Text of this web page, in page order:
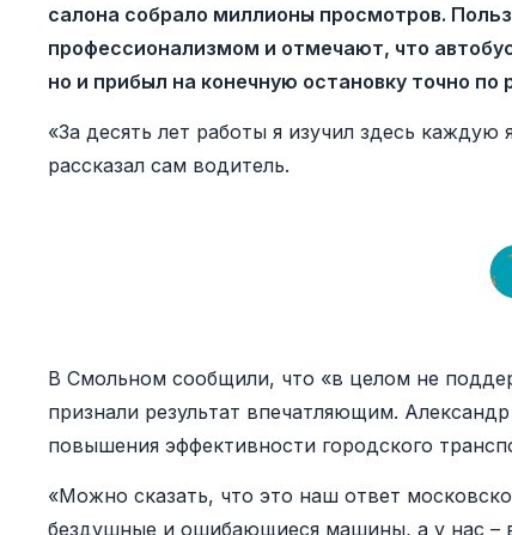
салона собрало миллионы просмотров.
профессионализмом и отмечают, что
но и прибыл на конечную остановку точно по
«За десять лет работы я изучил здесь
рассказал сам водитель.
В Смольном сообщили, что «в целом не
признали результат впечатляющим.
повышения эффективности городского
«Можно сказать, что это наш ответ
бездушные и ошибающиеся машины, а у нас –